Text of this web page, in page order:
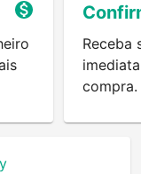
Receba
compra.